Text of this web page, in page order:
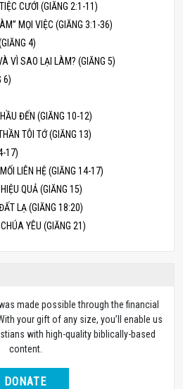
CƯỚI (GIĂNG 2:1-11)
MỌI VIỆC (GIĂNG 3:1-36)
4)
VÌ SAO LẠI LÀM? (GIĂNG 5)
6)
ĐẾN (GIĂNG 10-12)
TÔI TỚ (GIĂNG 13)
17)
LIÊN HỆ (GIĂNG 14-17)
QUẢ (GIĂNG 15)
LẠ (GIĂNG 18:20)
YÊU (GIĂNG 21)
made possible through the financial
your gift of any size, you’ll enable us
with high-quality biblically-based
content.
DONATE